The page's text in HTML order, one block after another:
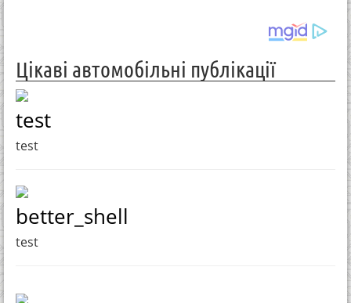
Цікаві автомобільні публікації
test
test
better_shell
test